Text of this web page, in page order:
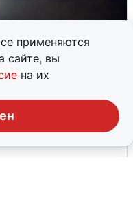
применяются
сайте, вы
на их
сигнала